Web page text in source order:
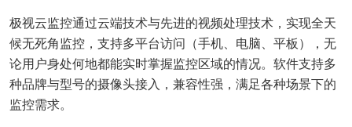
极视云监控通过云端技术与先进的视频处理技术，实现全天
候无死角监控，支持多平台访问（手机、电脑、平板），无
论用户身处何地都能实时掌握监控区域的情况。软件支持多
种品牌与型号的摄像头接入，兼容性强，满足各种场景下的
监控需求。